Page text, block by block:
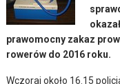
prawomocny zakaz
rowerów do 2016 roku.
Wczoraj około 16.15